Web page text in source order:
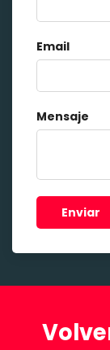
Email
Mensaje
Enviar